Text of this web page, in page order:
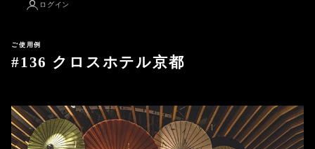
ログイン
ご使用例
#136 クロスホテル京都